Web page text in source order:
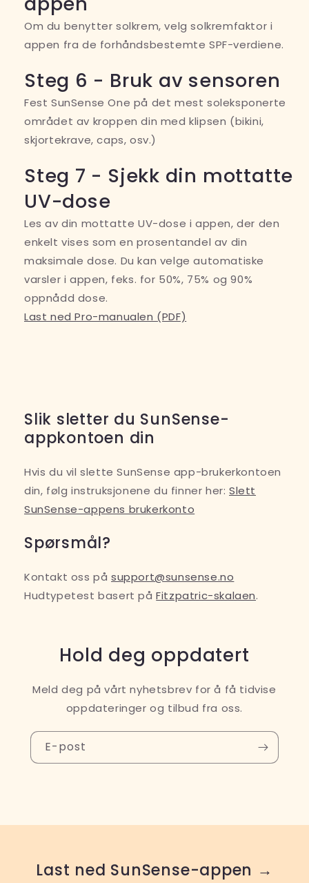
Om du benytter solkrem, velg solkremfaktor i
appen fra de forhåndsbestemte SPF-verdiene.
Steg 6 - Bruk av sensoren
Fest SunSense One på det mest soleksponerte
området av kroppen din med klipsen (bikini,
skjortekrave, caps, osv.)
Steg 7 - Sjekk din mottatte
UV-dose
Les av din mottatte UV-dose i appen, der den
enkelt vises som en prosentandel av din
maksimale dose. Du kan velge automatiske
varsler i appen, feks. for 50%, 75% og 90%
oppnådd dose.
Last ned Pro-manualen (PDF)
Slik sletter du SunSense-
appkontoen din
Hvis du vil slette SunSense app-brukerkontoen
din, følg instruksjonene du finner her:Slett
SunSense-appens brukerkonto
Spørsmål?
Kontakt oss på support@sunsense.no
Hudtypetest basert påFitzpatric-skalaen.
Hold deg oppdatert
Meld deg på vårt nyhetsbrev for å få tidvise
oppdateringer og tilbud fra oss.
E-post
Last ned SunSense-appen →